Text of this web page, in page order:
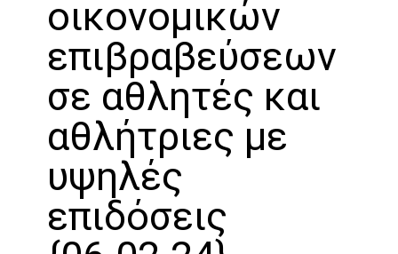
οικονομικών
επιβραβεύσεων
σε αθλητές και
αθλήτριες με
υψηλές
επιδόσεις